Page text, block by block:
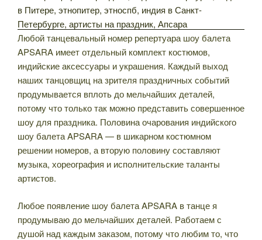
Любой танцевальный номер репертуара шоу балета
APSARA имеет отдельный комплект костюмов,
индийские аксессуары и украшения. Каждый выход
наших танцовщиц на зрителя праздничных событий
продумывается вплоть до мельчайших деталей,
потому что только так можно представить совершенное
шоу для праздника. Половина очарования индийского
шоу балета APSARA — в шикарном костюмном
решении номеров, а вторую половину составляют
музыка, хореография и исполнительские таланты
артистов.
Любое появление шоу балета APSARA в танце я
продумываю до мельчайших деталей. Работаем с
душой над каждым заказом, потому что любим то, что